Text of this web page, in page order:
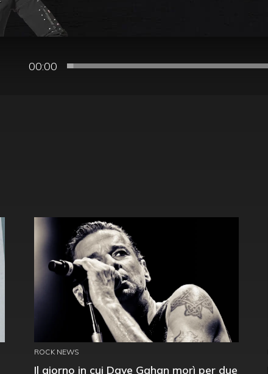
00:00
ROCK NEWS
Il giorno in cui Dave Gahan morì per due